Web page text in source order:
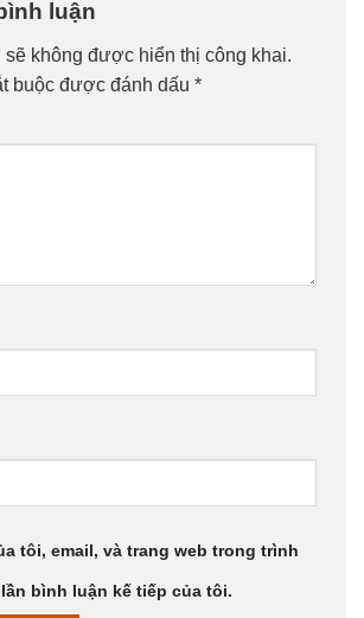
luận
sẽ không được hiển thị công khai.
buộc được đánh dấu *
tôi, email, và trang web trong trình
bình luận kế tiếp của tôi.